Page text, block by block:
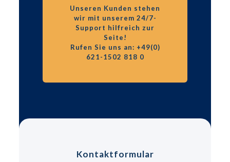
Unseren Kunden stehen
wir mit unserem 24/7-
Support hilfreich zur
Seite!
Rufen Sie uns an: +49(0)
621-1502 818 0
Kontaktformular